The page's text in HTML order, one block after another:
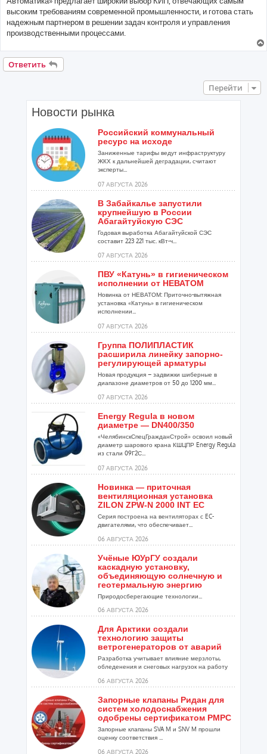
высоким требованиям современной промышленности, и готова стать
надежным партнером в решении задач контроля и управления
производственными процессами.
Ответить
Перейти
Новости рынка
Российский коммунальный
ресурс на исходе
Заниженные тарифы ведут инфраструктуру
ЖКХ к дальнейшей деградации, считают
эксперты...
07 АВГУСТА 2026
В Забайкалье запустили
крупнейшую в России
Абагайтуйскую СЭС
Годовая выработка Абагайтуйской СЭС
составит 223 221 тыс. кВт-ч...
07 АВГУСТА 2026
ПВУ «Катунь» в гигиеническом
исполнении от НЕВАТОМ
Новинка от НЕВАТОМ: Приточно-вытяжная
установка «Катунь» в гигиеническом
исполнении...
07 АВГУСТА 2026
Группа ПОЛИПЛАСТИК
расширила линейку запорно-
регулирующей арматуры
Новая продукция – задвижки шиберные в
диапазоне диаметров от 50 до 1200 мм...
07 АВГУСТА 2026
Energy Regula в новом
диаметре — DN400/350
«ЧелябинскСпецГражданСтрой» освоил новый
диаметр шарового крана КШЦПР Energy Regula
из стали 09Г2С...
07 АВГУСТА 2026
Новинка — приточная
вентиляционная установка
ZILON ZPW-N 2000 INT EC
Серия построена на вентиляторах с EC-
двигателями, что обеспечивает...
06 АВГУСТА 2026
Учёные ЮУрГУ создали
каскадную установку,
объединяющую солнечную и
геотермальную энергию
Природосберегающие технологии...
06 АВГУСТА 2026
Для Арктики создали
технологию защиты
ветрогенераторов от аварий
Разработка учитывает влияние мерзлоты,
обледенения и снеговых нагрузок на работу
06 АВГУСТА 2026
Запорные клапаны Ридан для
систем холодоснабжения
одобрены сертификатом РМРС
Запорные клапаны SVA M и SNV M прошли
оценку соответствия ...
06 АВГУСТА 2026